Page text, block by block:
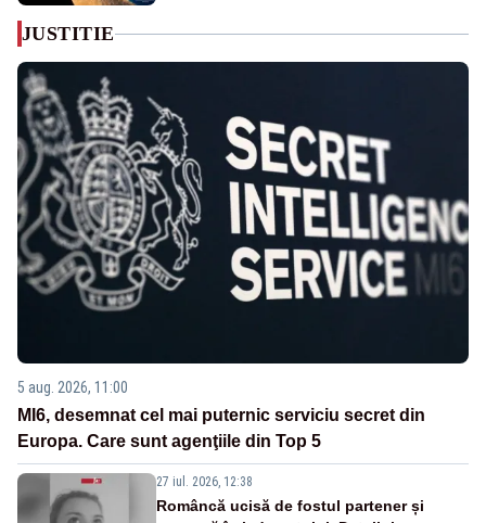
JUSTITIE
5 aug. 2026, 11:00
MI6, desemnat cel mai puternic serviciu secret din
Europa. Care sunt agenţiile din Top 5
27 iul. 2026, 12:38
Româncă ucisă de fostul partener și